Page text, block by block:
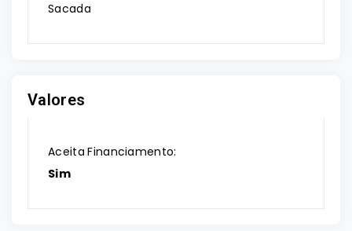
Sacada
Valores
Aceita Financiamento:
Sim